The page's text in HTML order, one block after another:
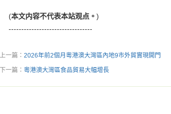
(本文内容不代表本站观点。 )
---------------------------------
上一篇： 2026年前2個月粵港澳大灣區內地9市外貿實現開門
下一篇： 粵港澳大灣區食品貿易大幅增長